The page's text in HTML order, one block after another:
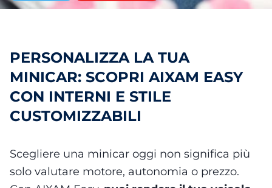
PERSONALIZZA LA TUA
MINICAR: SCOPRI AIXAM EASY
CON INTERNI E STILE
CUSTOMIZZABILI
Scegliere una minicar oggi non significa più
solo valutare motore, autonomia o prezzo.